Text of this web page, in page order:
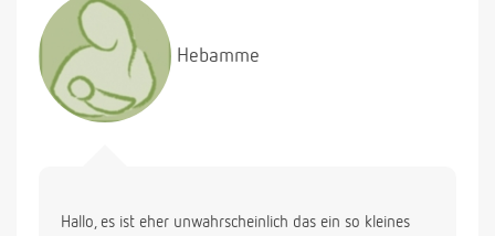
Hebamme
Hallo, es ist eher unwahrscheinlich das ein so kleines